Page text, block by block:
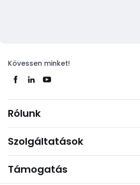
Kövessen minket!
Rólunk
Szolgáltatások
Támogatás